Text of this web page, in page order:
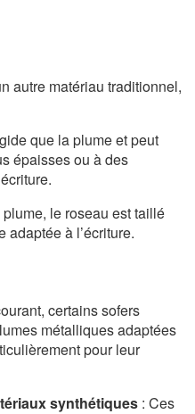
autre matériau traditionnel,
que la plume et peut
épaisses ou à des
le roseau est taillé
adaptée à l’écriture.
certains sofers
métalliques adaptées
pour leur
synthétiques : Ces